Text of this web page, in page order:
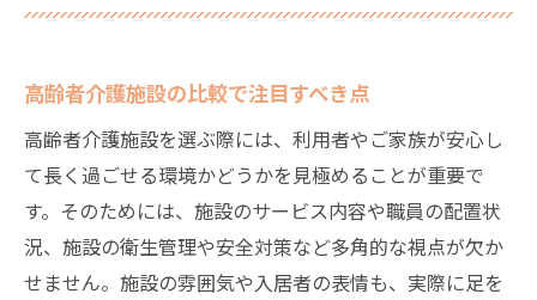
高齢者介護施設の比較で注目すべき点
高齢者介護施設を選ぶ際には、利用者やご家族が安心し
て長く過ごせる環境かどうかを見極めることが重要で
す。そのためには、施設のサービス内容や職員の配置状
況、施設の衛生管理や安全対策など多角的な視点が欠か
せません。施設の雰囲気や入居者の表情も、実際に足を